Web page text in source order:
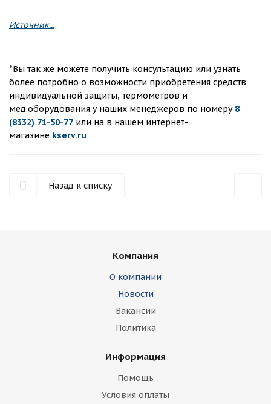
Источник...
*Вы так же можете получить консультацию или узнать
более потробно о возможности приобретения средств
индивидуальной защиты, термометров и
мед.оборудования у наших менеджеров по номеру 8
(8332) 71-50-77 или на в нашем интернет-
магазине kserv.ru
Назад к списку
Компания
О компании
Новости
Вакансии
Политика
Информация
Помощь
Условия оплаты